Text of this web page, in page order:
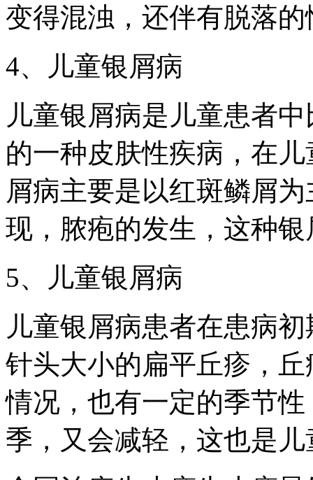
变得混浊，还伴有脱落的
4、儿童银屑病
儿童银屑病是儿童患者
的一种皮肤性疾病，在
屑病主要是以红斑鳞屑
现，脓疱的发生，这种
5、儿童银屑病
儿童银屑病患者在患病
针头大小的扁平丘疹，
情况，也有一定的季节
季，又会减轻，这也是